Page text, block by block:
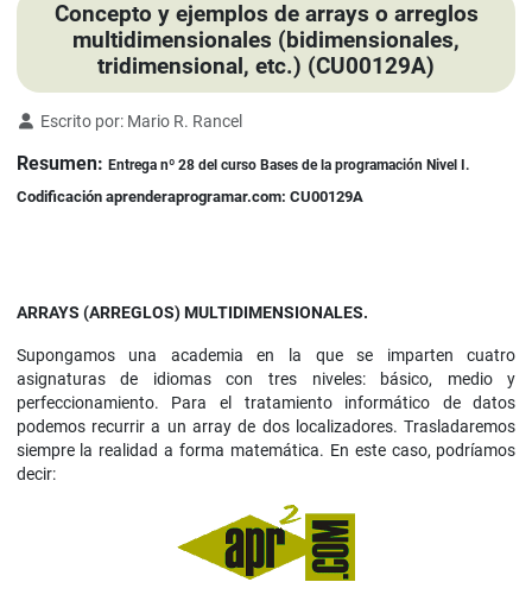
Concepto y ejemplos de arrays o arreglos
multidimensionales (bidimensionales,
tridimensional, etc.) (CU00129A)
Detalles
Escrito por: Mario R. Rancel
Resumen: Entrega nº 28 del curso Bases de la programación Nivel I.
Codificación aprenderaprogramar.com: CU00129A
ARRAYS (ARREGLOS) MULTIDIMENSIONALES.
Supongamos una academia en la que se imparten cuatro
asignaturas de idiomas con tres niveles: básico, medio y
perfeccionamiento. Para el tratamiento informático de datos
podemos recurrir a un array de dos localizadores. Trasladaremos
siempre la realidad a forma matemática. En este caso, podríamos
decir: